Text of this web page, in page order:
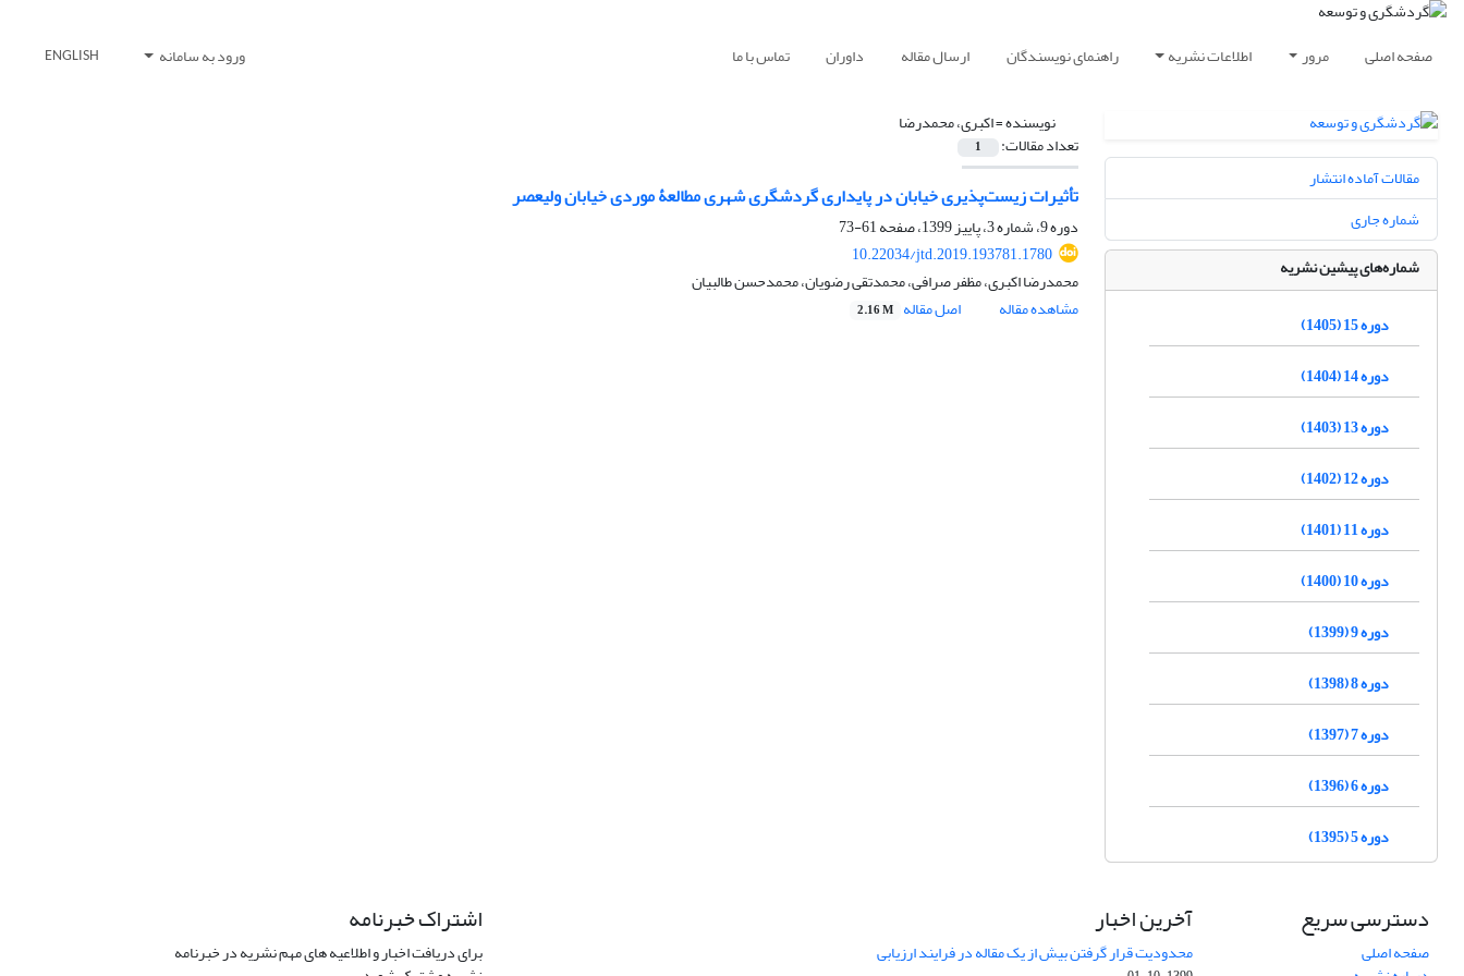
صفحه اصلی مرور اطلاعات نشریه راهنمای نویسندگان ارسال مقاله داوران تماس با ما ورود به سامانه ENGLISH
نویسنده =اکبری، محمدرضا
تعداد مقالات: 1
تأثیرات زیست‌پذیری خیابان در پایداری گردشگری شهری مطالعۀ موردی خیابان ولیعصر
دوره 9، شماره 3، پاییز 1399، صفحه
61-73
10.22034/jtd.2019.193781.1780
محمدرضا اکبری، مظفر صرافی، محمدتقی رضویان، محمدحسن طالبیان
مشاهده مقاله
اصل مقاله 2.16 M
مقالات آماده انتشار
شماره جاری
شماره‌های پیشین نشریه
دوره 15 (1405)
دوره 14 (1404)
دوره 13 (1403)
دوره 12 (1402)
دوره 11 (1401)
دوره 10 (1400)
دوره 9 (1399)
دوره 8 (1398)
دوره 7 (1397)
دوره 6 (1396)
دوره 5 (1395)
دسترسی سریع
صفحه اصلی
آخرین اخبار
محدودیت قرار گرفتن بیش از یک مقاله در فرایند ارزیابی
اشتراک خبرنامه
برای دریافت اخبار و اطلاعیه های مهم نشریه در خبرنامه